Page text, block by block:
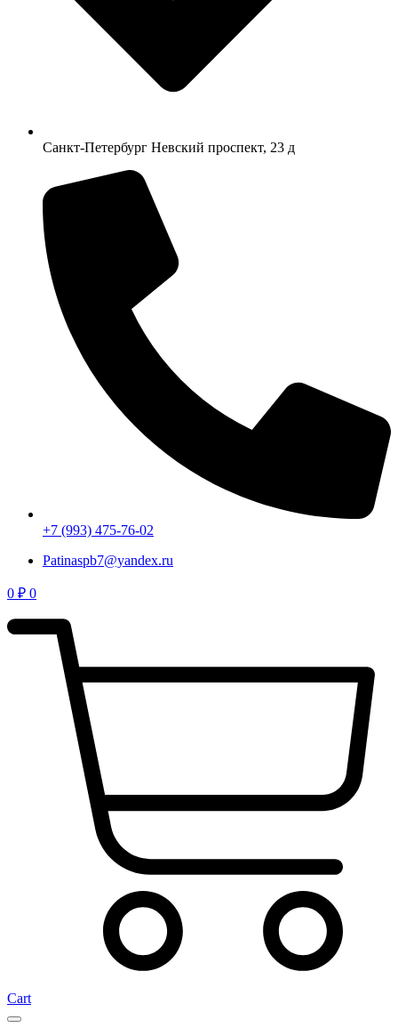
Санкт-Петербург Невский проспект, 23 д
+7 (993) 475-76-02
Patinaspb7@yandex.ru
0 ₽ 0
Cart